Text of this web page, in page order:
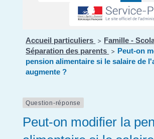
Accueil particuliers > Famille -
Séparation des parents > Peut-on
pension alimentaire si le salaire de
augmente ?
Question-réponse
Peut-on modifier la